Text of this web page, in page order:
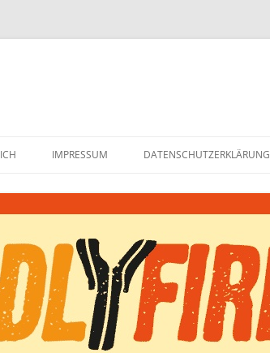
IMPRESSUM DATENSCHUTZERKLÄRUNG